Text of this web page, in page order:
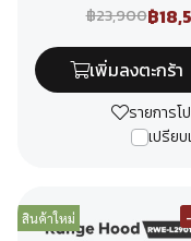
฿23,900฿
เพิ่มลงตะกร้า
รายการโ
เปรียบ
สินค้าใหม่